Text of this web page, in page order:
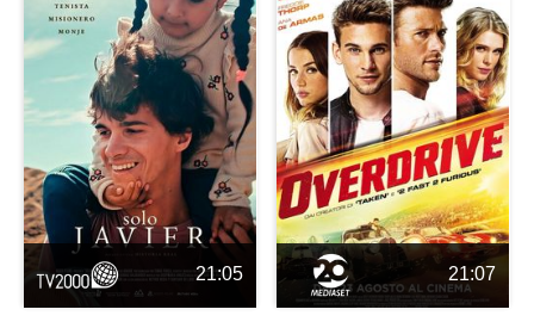
21:05 21:07